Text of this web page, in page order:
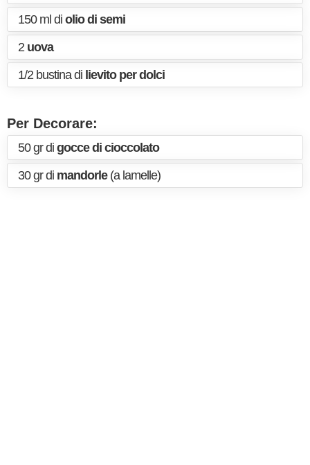
150 ml di olio di semi
2 uova
1/2 bustina di lievito per dolci
Per Decorare:
50 gr di gocce di cioccolato
30 gr di mandorle(a lamelle)